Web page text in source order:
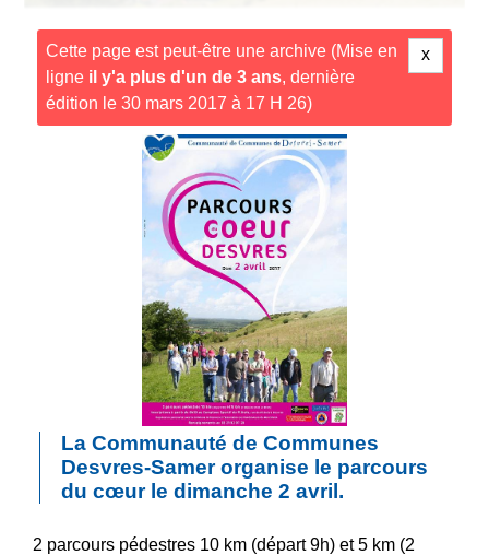
x
Cette page est peut-être une archive (Mise en
ligne il y'a plus d'un de 3 ans, dernière
édition le 30 mars 2017 à 17 H 26)
La Communauté de Communes
Desvres-Samer organise le parcours
du cœur le dimanche 2 avril.
2 parcours pédestres 10 km (départ 9h) et 5 km (2